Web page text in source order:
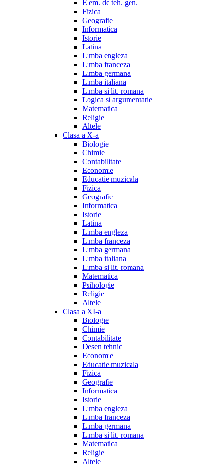
Elem. de teh. gen.
Fizica
Geografie
Informatica
Istorie
Latina
Limba engleza
Limba franceza
Limba germana
Limba italiana
Limba si lit. romana
Logica si argumentatie
Matematica
Religie
Altele
Clasa a X-a
Biologie
Chimie
Contabilitate
Economie
Educatie muzicala
Fizica
Geografie
Informatica
Istorie
Latina
Limba engleza
Limba franceza
Limba germana
Limba italiana
Limba si lit. romana
Matematica
Psihologie
Religie
Altele
Clasa a XI-a
Biologie
Chimie
Contabilitate
Desen tehnic
Economie
Educatie muzicala
Fizica
Geografie
Informatica
Istorie
Limba engleza
Limba franceza
Limba germana
Limba si lit. romana
Matematica
Religie
Altele